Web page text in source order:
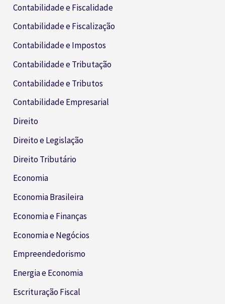
Contabilidade e Fiscalidade
Contabilidade e Fiscalização
Contabilidade e Impostos
Contabilidade e Tributação
Contabilidade e Tributos
Contabilidade Empresarial
Direito
Direito e Legislação
Direito Tributário
Economia
Economia Brasileira
Economia e Finanças
Economia e Negócios
Empreendedorismo
Energia e Economia
Escrituração Fiscal